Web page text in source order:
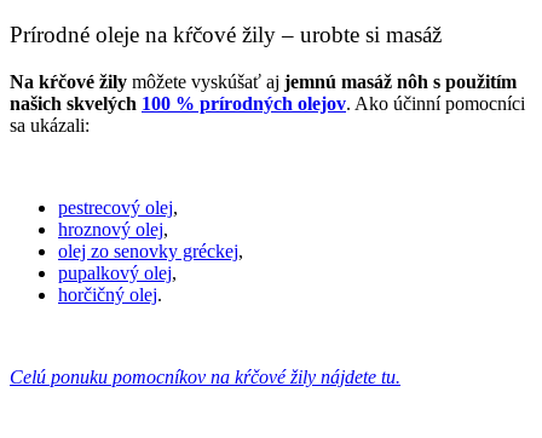
Prírodné oleje na kŕčové žily – urobte si masáž
Na kŕčové žily môžete vyskúšať aj jemnú masáž nôh s použitím
našich skvelých 100 % prírodných olejov. Ako účinní pomocníci
sa ukázali:
pestrecový olej,
hroznový olej,
olej zo senovky gréckej,
pupalkový olej,
horčičný olej.
Celú ponuku pomocníkov na kŕčové žily nájdete tu.